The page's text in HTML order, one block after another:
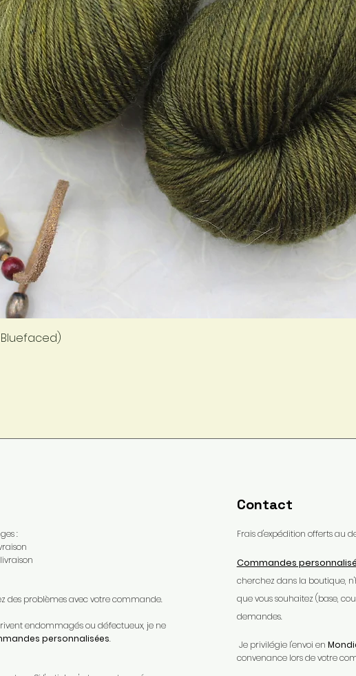
:
des problèmes avec votre commande.​
endommagés ou défectueux, je ne
personnalisées.​
Contact
Frais d'expédition offerts au
Commandes
cherchez dans la boutique,
que vous souhaitez (base,
demandes.
Je privilégie l'envoi en
convenance lors de votre